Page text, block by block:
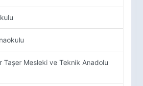
Taşer Mesleki ve Teknik Anadolu